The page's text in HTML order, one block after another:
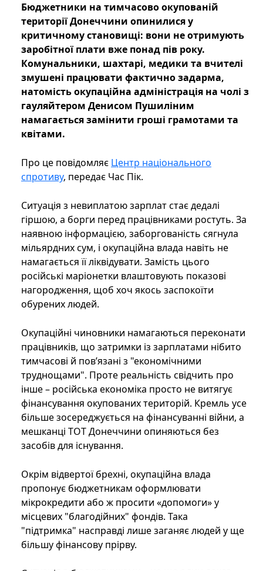
Бюджетники на тимчасово окупованій
території Донеччини опинилися у
критичному становищі: вони не отримують
заробітної плати вже понад пів року.
Комунальники, шахтарі, медики та вчителі
змушені працювати фактично задарма,
натомість окупаційна адміністрація на чолі з
гауляйтером Денисом Пушиліним
намагається замінити гроші грамотами та
квітами.
Про це повідомляє Центр національного
спротиву, передає Час Пік.
Ситуація з невиплатою зарплат стає дедалі
гіршою, а борги перед працівниками ростуть. За
наявною інформацією, заборгованість сягнула
мільярдних сум, і окупаційна влада навіть не
намагається її ліквідувати. Замість цього
російські маріонетки влаштовують показові
нагородження, щоб хоч якось заспокоїти
обурених людей.
Окупаційні чиновники намагаються переконати
працівників, що затримки із зарплатами нібито
тимчасові й пов’язані з "економічними
труднощами". Проте реальність свідчить про
інше – російська економіка просто не витягує
фінансування окупованих територій. Кремль усе
більше зосереджується на фінансуванні війни, а
мешканці ТОТ Донеччини опиняються без
засобів для існування.
Окрім відвертої брехні, окупаційна влада
пропонує бюджетникам оформлювати
мікрокредити або ж просити «допомоги» у
місцевих "благодійних" фондів. Така
"підтримка" насправді лише заганяє людей у ще
більшу фінансову прірву.